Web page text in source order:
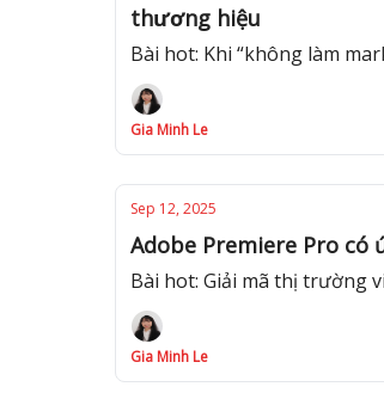
thương hiệu
Bài hot: Khi “không làm
Gia Minh Le
Sep 12, 2025
Adobe Premiere Pro
Bài hot: Giải mã thị trường
Gia Minh Le